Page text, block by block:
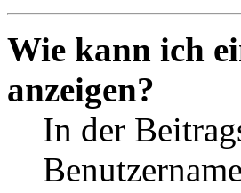
Wie kann ich
anzeigen?
In der